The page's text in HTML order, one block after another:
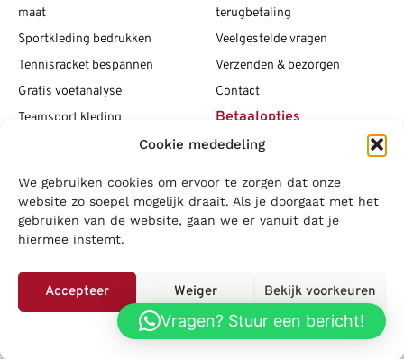
Cookie mededeling
We gebruiken cookies om ervoor te zorgen dat onze
website zo soepel mogelijk draait. Als je doorgaat met het
gebruiken van de website, gaan we er vanuit dat je
hiermee instemt.
Accepteer Weiger Bekijk voorkeuren
Privacybeleid
maat
Sportkleding bedrukken
Tennisracket bespannen
Gratis voetanalyse
Teamsport kleding
Vacatures
Blogs
terugbetaling
Veelgestelde vragen
Verzenden & bezorgen
Contact
Betaalopties
Social media
LOWA|Adidas| Mizuno| Nike|Speedo|Asics |Babolat|Falke
|
Superfeet
Vragen? Stuur een bericht!